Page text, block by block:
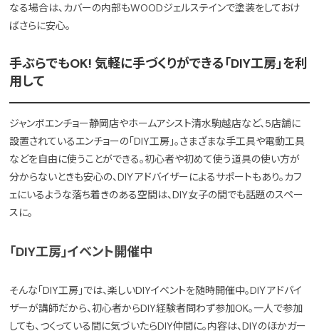
なる場合は、カバーの内部もWOODジェルステインで塗装をしておけ
ばさらに安心。
手ぶらでもOK! 気軽に手づくりができる「DIY工房」を利
用して
ジャンボエンチョー静岡店やホームアシスト清水駒越店など、5店舗に
設置されているエンチョーの「DIY工房」。さまざまな手工具や電動工具
などを自由に使うことができる。初心者や初めて使う道具の使い方が
分からないときも安心の、DIＹアドバイザーによるサポートもあり。カフ
ェにいるような落ち着きのある空間は、DIY女子の間でも話題のスペー
スに。
「DIY工房」イベント開催中
そんな「DIY工房」では、楽しいDIYイベントを随時開催中。DIＹアドバイ
ザーが講師だから、初心者からDIY経験者問わず参加OK。一人で参加
しても、つくっている間に気づいたらDIY仲間に。内容は、DIYのほかガー